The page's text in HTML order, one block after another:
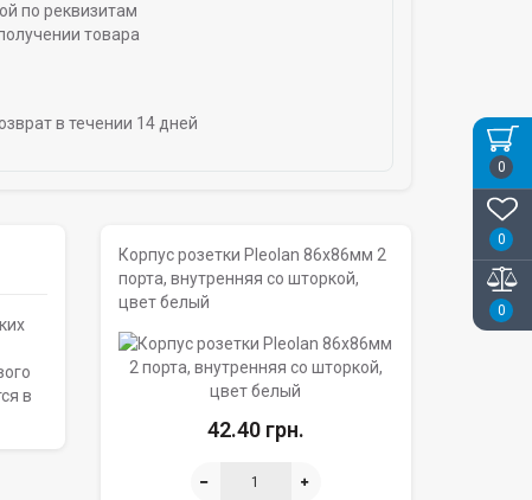
0
0
0
по реквизитам
товара
в течении 14 дней
в
Корпус розетки Pleolan 86х86мм 2
порта, внутренняя со шторкой,
цвет белый
42.40 грн.